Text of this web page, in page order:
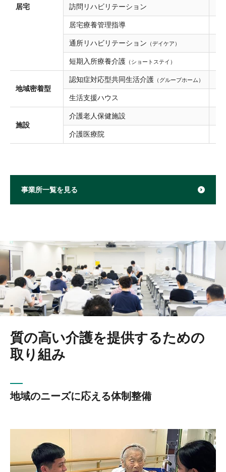
居宅 訪問リハビリテーション
居宅療養管理指導
通所リハビリテーション （デイケア）
短期入所療養介護 （ショートステイ）
地域密着型
認知症対応型共同生活介護 （グループホーム）
生活支援ハウス
施設
介護老人保健施設
介護医療院
事業所一覧を見る
質の高い介護を提供するための
取り組み
地域のニーズに応える体制整備